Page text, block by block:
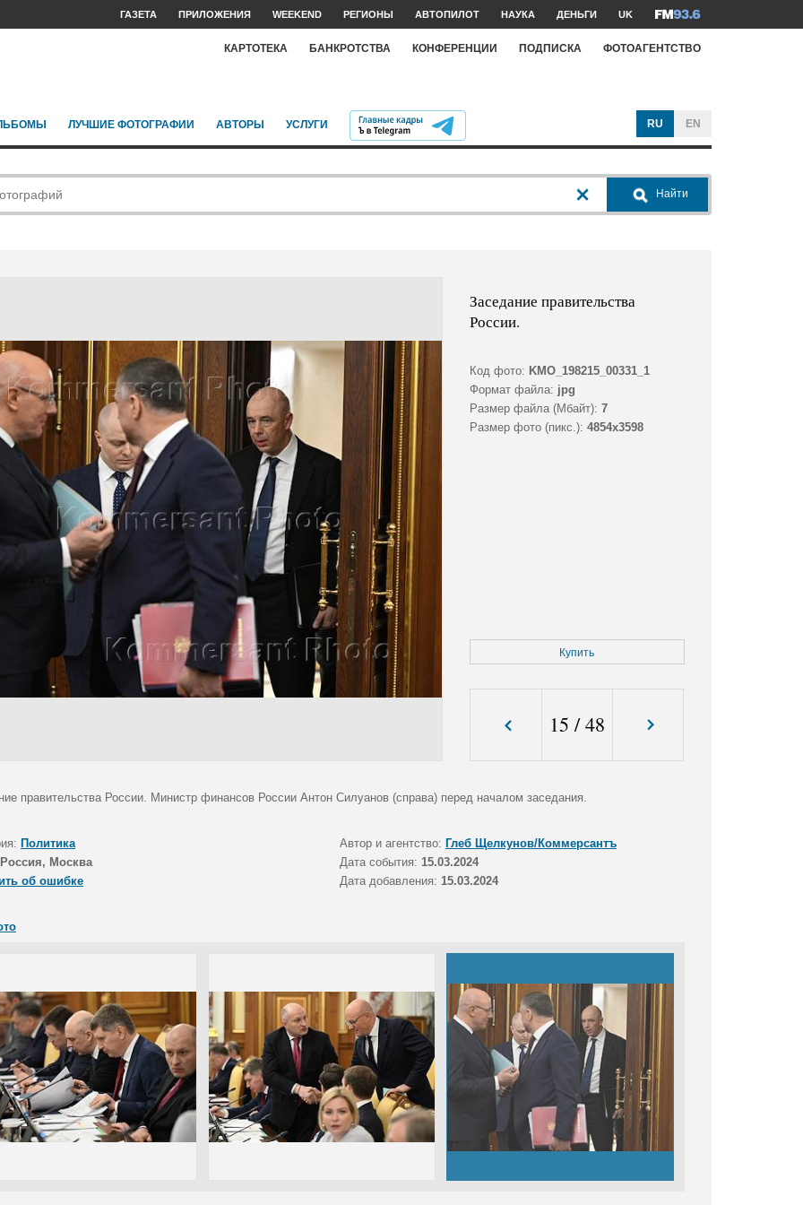
ГАЗЕТА ПРИЛОЖЕНИЯ WEEKEND РЕГИОНЫ АВТОПИЛОТ НАУКА ДЕНЬГИ UK
КАРТОТЕКА БАНКРОТСТВА КОНФЕРЕНЦИИ ПОДПИСКА ФОТОАГЕНТСТВО
ЛУЧШИЕ ФОТОГРАФИИ АВТОРЫ УСЛУГИ RU EN
Найти
Заседание правительства
России.
Код фото: KMO_198215_00331_1
Формат файла: jpg
Размер файла (Мбайт): 7
Размер фото (пикс.): 4854x3598
Купить
15 /48
правительства России. Министр финансов России Антон Силуанов (справа) перед началом заседания.
Политика Автор и агентство: Глеб Щелкунов/Коммерсантъ
Россия, Москва Дата события: 15.03.2024
об ошибке
Дата добавления: 15.03.2024